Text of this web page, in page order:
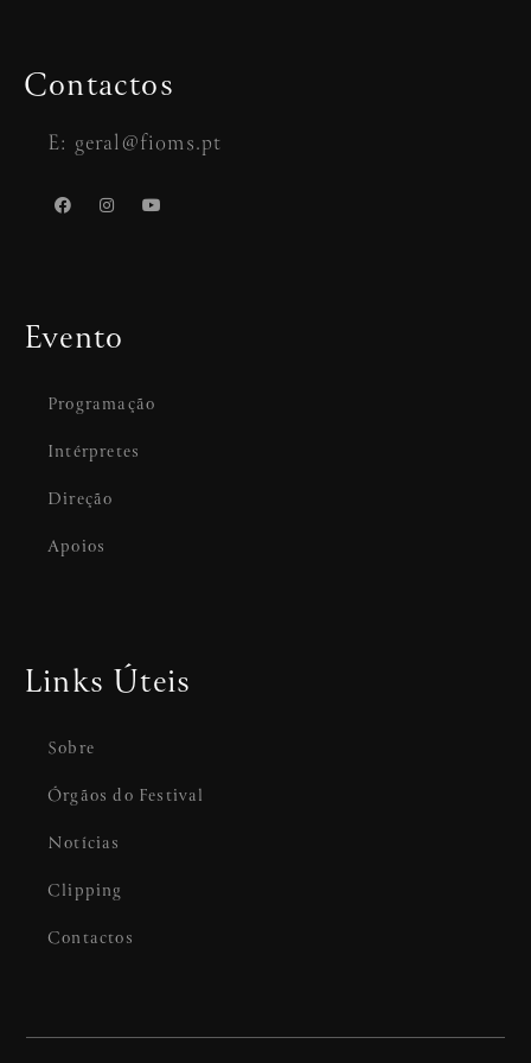
Contactos
E: geral@fioms.pt
Evento
Programação
Intérpretes
Direção
Apoios
Links Úteis
Sobre
Órgãos do Festival
Notícias
Clipping
Contactos